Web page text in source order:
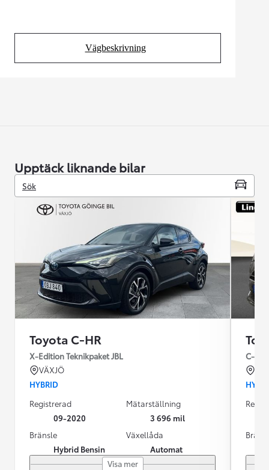
Vägbeskrivning
(Opens in new tab)
Upptäck liknande bilar
Sök
Toyota C-HR
X-Edition Teknikpaket JBL
VÄXJÖ
HYBRID
Registrerad
09-2020
Mätarställning
3 696 mil
Bränsle
Hybrid Bensin
Växellåda
Automat
Visa mer
C-HR